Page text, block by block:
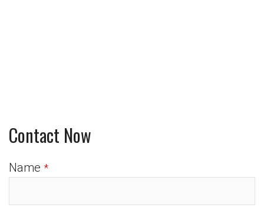
Contact Now
Name *